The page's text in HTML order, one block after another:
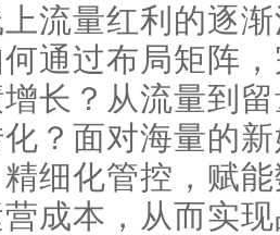
流量红利的逐
通过布局矩阵
长？从流量到
？面对海量的
细化管控，赋
成本，从而实